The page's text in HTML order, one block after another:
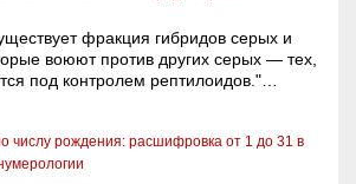
фракция гибридов серых и
воюют против других серых — тех,
под контролем рептилоидов."…
числу рождения: расшифровка от 1 до 31 в